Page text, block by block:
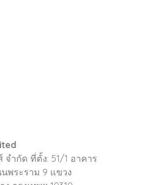
จำกัด ที่ตั้ง: 51/1 อาคาร
พระราม 9 แขวง